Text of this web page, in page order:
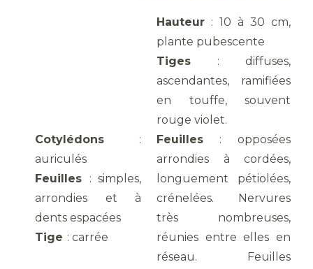
Cotylédons :
auriculés
Feuilles : simples,
arrondies et à
dents espacées
Tige : carrée
Hauteur : 10 à 30 cm,
plante pubescente
Tiges : diffuses,
ascendantes, ramifiées
en touffe, souvent
rouge violet.
Feuilles : opposées
arrondies à cordées,
longuement pétiolées,
crénelées. Nervures
très nombreuses,
réunies entre elles en
réseau. Feuilles